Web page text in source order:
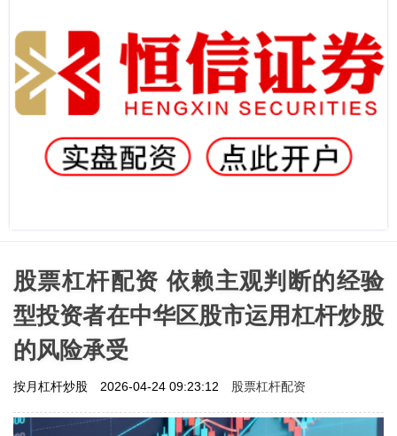
股票杠杆配资 依赖主观判断的经验
型投资者在中华区股市运用杠杆炒股
的风险承受
按月杠杆炒股 2026-04-24 09:23:12 股票杠杆配资